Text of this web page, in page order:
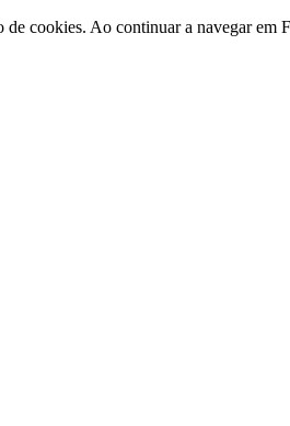
cookies. Ao continuar a navegar em